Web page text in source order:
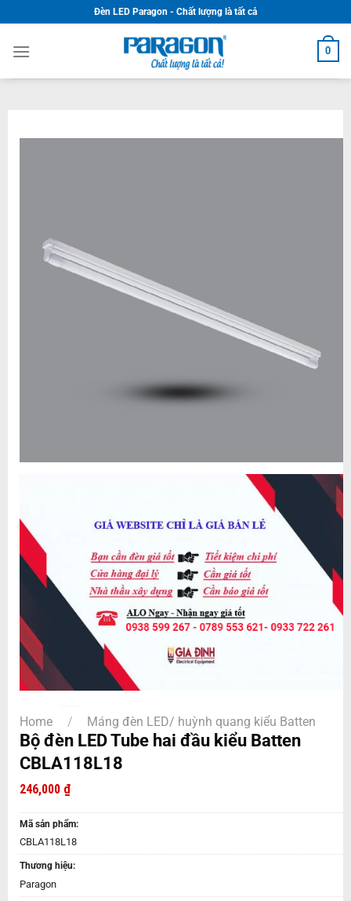
to
content
Đèn LED Paragon - Chất lượng là tất cả
0
Home / Máng đèn LED/ huỳnh quang kiểu Batten
Bộ đèn LED Tube hai đầu kiểu Batten
CBLA118L18
246,000 ₫
Mã sản phẩm:
CBLA118L18
Thương hiệu:
Paragon